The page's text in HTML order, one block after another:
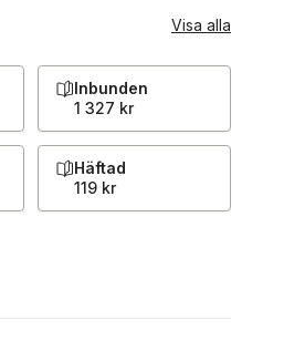
Visa alla
Inbunden
1 327 kr
Häftad
119 kr